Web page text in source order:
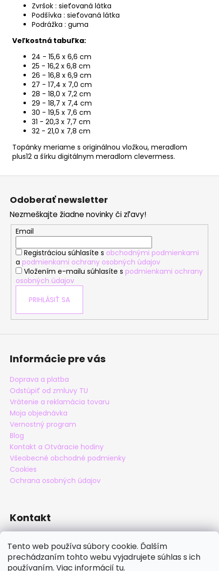
Tento web používa súbory cookie. Ďalším
prechádzaním tohto webu vyjadrujete súhlas s ich
používaním. Viac informácií tu.
Zvršok : sieťovaná látka
Podšívka : sieťovaná látka
Podrážka : guma
Veľkostná tabuľka:
24 - 15,6 x 6,6 cm
25 - 16,2 x 6,8 cm
26 - 16,8 x 6,9 cm
27 - 17,4 x 7,0 cm
28 - 18,0 x 7,2 cm
29 - 18,7 x 7,4 cm
30 - 19,5 x 7,6 cm
31 - 20,3 x 7,7 cm
32 - 21,0 x 7,8 cm
Topánky meriame s originálnou vložkou, meradlom
plus12 a šírku digitálnym meradlom clevermess.
Z
Odoberať newsletter
Nezmeškajte žiadne novinky či zľavy!
Email
Registráciou súhlasíte s obchodnými podmienkami
a podmienkami ochrany osobných údajov
Vložením e-mailu súhlasíte s podmienkami ochrany
osobných údajov
PRIHLÁSIŤ SA
Informácie pre vás
Doprava a platba
Odstúpiť od zmluvy TU
Vrátenie a reklamácia tovaru
Moja objednávka
Vernostný program
Blog
Kontakt a Otváracie hodiny
Všeobecné obchodné podmienky
Cookies
Ochrana osobných údajov
Kontakt
+421 905 838 706
maxatko